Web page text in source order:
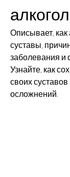
Описывает, как
суставы,
заболевания и
Узнайте, как
своих
осложнений.